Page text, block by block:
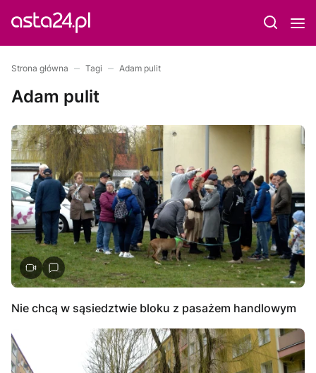
Strona główna Tagi Adam pulit
Adam pulit
Nie chcą w sąsiedztwie bloku z pasażem handlowym